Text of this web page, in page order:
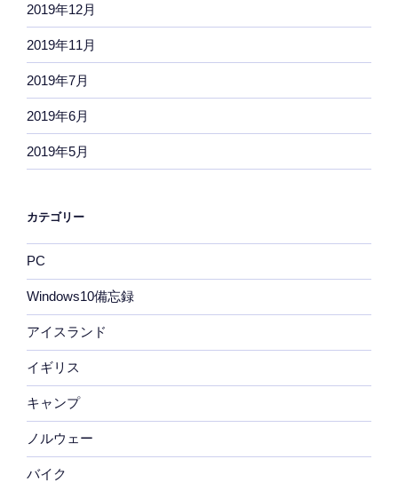
2019年12月
2019年11月
2019年7月
2019年6月
2019年5月
カテゴリー
PC
Windows10備忘録
アイスランド
イギリス
キャンプ
ノルウェー
バイク